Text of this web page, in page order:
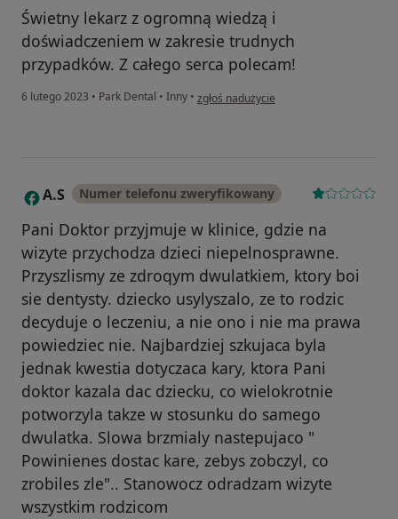
Świetny lekarz z ogromną wiedzą i
doświadczeniem w zakresie trudnych
przypadków. Z całego serca polecam!
6 lutego 2023 • Park Dental • Inny • w opinii użytkownika Piotr
zgłoś nadużycie
A A.S Numer telefonu zweryfikowany
Pani Doktor przyjmuje w klinice, gdzie na
wizyte przychodza dzieci niepelnosprawne.
Przyszlismy ze zdroqym dwulatkiem, ktory boi
sie dentysty. dziecko usylyszalo, ze to rodzic
decyduje o leczeniu, a nie ono i nie ma prawa
powiedziec nie. Najbardziej szkujaca byla
jednak kwestia dotyczaca kary, ktora Pani
doktor kazala dac dziecku, co wielokrotnie
potworzyla takze w stosunku do samego
dwulatka. Slowa brzmialy nastepujaco "
Powinienes dostac kare, zebys zobczyl, co
zrobiles zle".. Stanowocz odradzam wizyte
wszystkim rodzicom